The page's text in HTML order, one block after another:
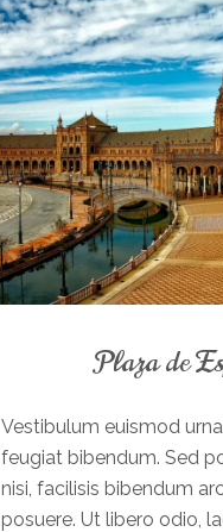
Plaza de
Vestibulum euismod
feugiat bibendum. Sed
nisi, facilisis bibendum
posuere. Ut libero odio,